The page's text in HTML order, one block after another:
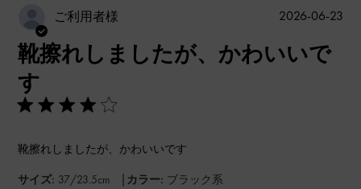
ご利用者様
靴擦れしましたが、かわいいで
す
靴擦れしましたが、かわいいです
サイズ: 37/23.5cm | カラー: ブラック系
公
2026-06-23